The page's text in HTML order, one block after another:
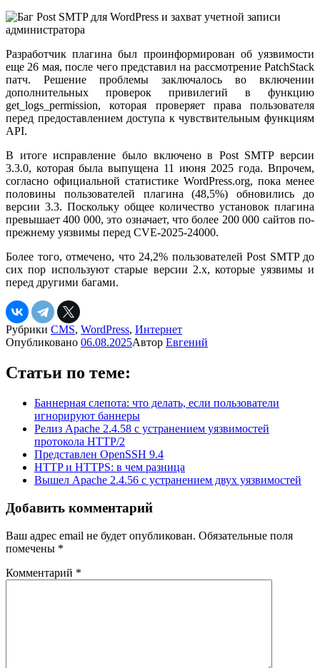
Разработчик плагина был проинформирован об уязвимости
еще 26 мая, после чего представил на рассмотрение PatchStack
патч. Решение проблемы заключалось во включении
дополнительных проверок привилегий в функцию
get_logs_permission, которая проверяет права пользователя
перед предоставлением доступа к чувствительным функциям
API.
В итоге исправление было включено в Post SMTP версии
3.3.0, которая была выпущена 11 июня 2025 года. Впрочем,
согласно официальной статистике WordPress.org, пока менее
половины пользователей плагина (48,5%) обновились до
версии 3.3. Поскольку общее количество установок плагина
превышает 400 000, это означает, что более 200 000 сайтов по-
прежнему уязвимы перед CVE-2025-24000.
Более того, отмечено, что 24,2% пользователей Post SMTP до
сих пор используют старые версии 2.x, которые уязвимы и
перед другими багами.
Рубрики CMS, WordPress, Интернет
Опубликовано 06.08.2025Автор Евгений
Статьи по теме:
Баннерная слепота: что делать, если пользователи
игнорируют баннеры
Релиз Apache 2.4.58 с устранением уязвимостей
протокола HTTP/2
Представлен OpenSSH 9.4
HTTP и HTTPS: в чем разница
Вышел Apache 2.4.56 с устранением двух уязвимостей
Добавить комментарий
Ваш адрес email не будет опубликован. Обязательные поля
помечены *
Комментарий *